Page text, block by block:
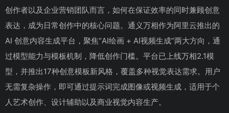
创作者以及企业营销团队而言，如何在保证效率的同时兼顾创意
表达，成为日常创作中的核心问题。通义万相作为阿里云推出的
AI 创意内容生成平台，聚焦“AI绘画 + AI视频生成”两大方向，通
过模型能力与模板机制，降低创作门槛。平台已上线万相2.1模
型，并推出17种创意模板新风格，覆盖多种视觉表达需求。用户
无需复杂操作，即可通过提示词完成图像或视频生成，适用于个
人艺术创作、设计辅助以及商业视觉内容生产。